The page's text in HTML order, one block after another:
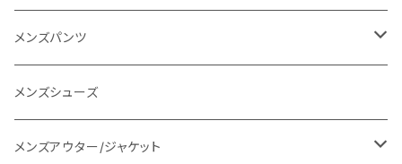
SY32 by SWEET YEARS
URBAN SQUARE
EDWIN
カジュアルセットアップ
スラックス
ワイシャツ
Tシャツ/カットソー
シャツ/ポロシャツ
パーカー/スウェット
メンズパンツ
デニムパンツ
イージーパンツ
メンズシューズ
メンズアウター/ジャケット